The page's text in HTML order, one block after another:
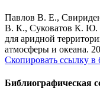
Павлов В. Е.,
В. К., Суковатов К. Ю.
для аридной
атмосферы и океана.
Скопировать ссылку в
Библиографическая